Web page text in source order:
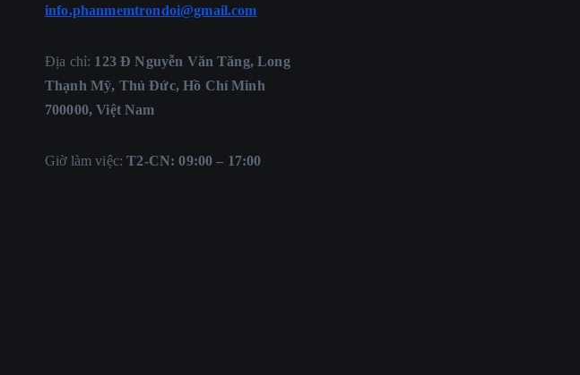
info.phanmemtrondoi@gmail.com
Địa chỉ: 123 Đ Nguyễn Văn Tăng, Long
Thạnh Mỹ, Thủ Đức, Hồ Chí Minh
700000, Việt Nam
Giờ làm việc:T2-CN: 09:00 – 17:00